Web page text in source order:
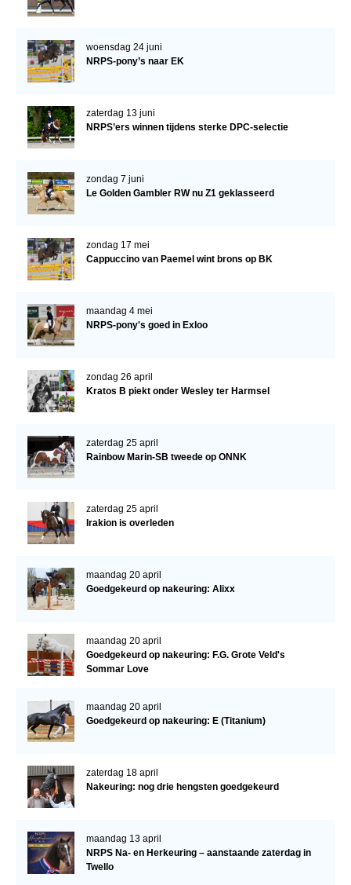
Zoek een hengst
Hengstenselectie
ZADEL 2026
Verrichtingsonderzoek NRPS
Verrichtingsonderzoek 2024-2025
Verrichtingsonderzoek 2022-2023
Verrichtingsonderzoek 2020-2021
Verrichtingsonderzoek 2019-2020
Paard te koop
Inloggen
CONTACT
REGIO'S
Regio Noord
Bestuur Regio Noord
Bestuur Regio Midden
Regio West
Bestuur Regio West
Regio Zuid
Word vrijiwilliger
KALENDER
Evenementen
ACCOUNT AANMAKEN
woensdag 24 juni
NRPS-pony’s naar EK
zaterdag 13 juni
NRPS’ers winnen tijdens sterke DPC-selectie
zondag 7 juni
Le Golden Gambler RW nu Z1 geklasseerd
zondag 17 mei
Cappuccino van Paemel wint brons op BK
maandag 4 mei
NRPS-pony's goed in Exloo
zondag 26 april
Kratos B piekt onder Wesley ter Harmsel
zaterdag 25 april
Rainbow Marin-SB tweede op ONNK
zaterdag 25 april
Irakion is overleden
maandag 20 april
Goedgekeurd op nakeuring: Alixx
maandag 20 april
Goedgekeurd op nakeuring: F.G. Grote Veld's
Sommar Love
maandag 20 april
Goedgekeurd op nakeuring: E (Titanium)
zaterdag 18 april
Nakeuring: nog drie hengsten goedgekeurd
maandag 13 april
NRPS Na- en Herkeuring – aanstaande zaterdag in
Twello